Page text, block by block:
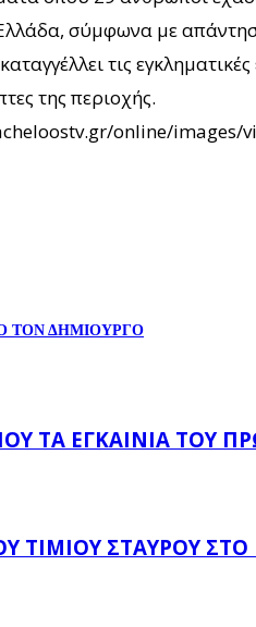
σύμφωνα με
τις
της περιοχής.
online/images/
ΤΟΝ ΔΗΜΙΟΥΡΓΟ
ΤΑ ΕΓΚΑΊΝΙΑ ΤΟΥ
ΤΙΜΊΟΥ ΣΤΑΥΡΟΎ ΣΤΟ